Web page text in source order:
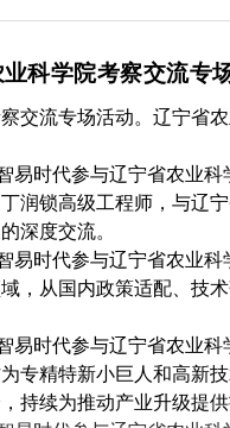
科学院考察交流专
交流专场活动。辽宁
润锁高级工程师，与辽
深度交流。
，从国内政策适配、技
专精特新小巨人和高新
持续为推动产业升级提供